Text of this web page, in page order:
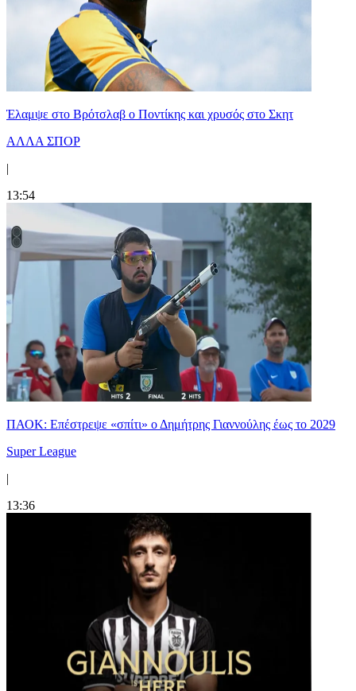
Έλαμψε στο Βρότσλαβ ο Ποντίκης και χρυσός στο Σκητ
ΑΛΛΑ ΣΠΟΡ
|
13:54
ΠΑΟΚ: Επέστρεψε «σπίτι» ο Δημήτρης Γιαννούλης έως το 2029
Super League
|
13:36